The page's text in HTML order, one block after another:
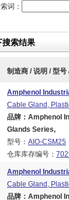
词：
搜索结果
制造商 / 说明 / 型
Amphenol
Cable Gland,
品牌：Amphenol
Glands Series,
型号： AIO-CSM25
仓库库存编号：
Amphenol
Cable Gland,
品牌：Amphenol